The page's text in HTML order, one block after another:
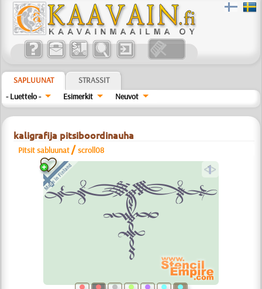
SAPLUUNAT
STRASSIT
- Luettelo -
Esimerkit Neuvot
kaligrafija pitsiboordinauha
Pitsit sabluunat /scroll08
a